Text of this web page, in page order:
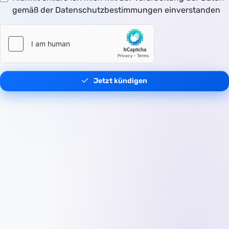
gemäß der Datenschutzbestimmungen einverstanden
Jetzt kündigen